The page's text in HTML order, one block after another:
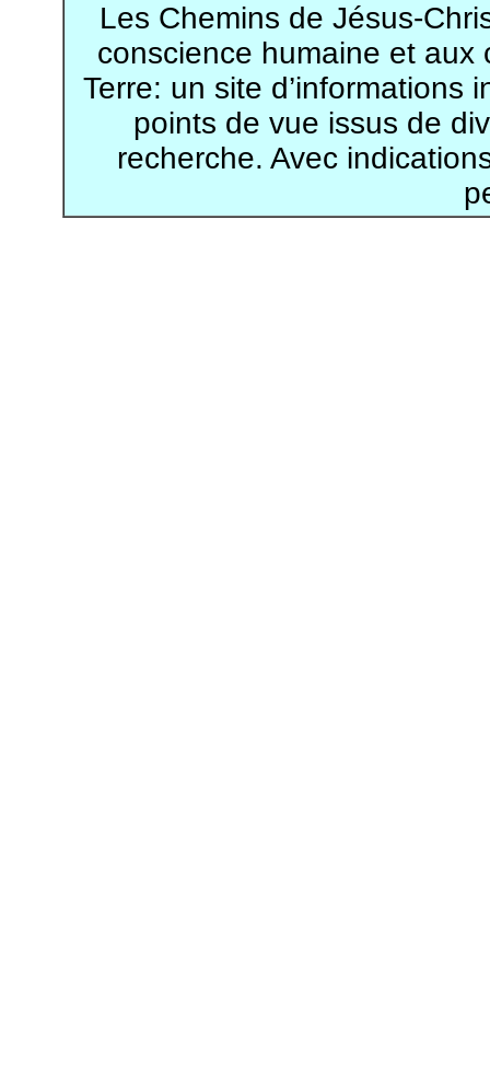
Les Chemins de Jésus-
conscience humaine et aux
Terre: un site d’informations
points de vue issus de
recherche. Avec